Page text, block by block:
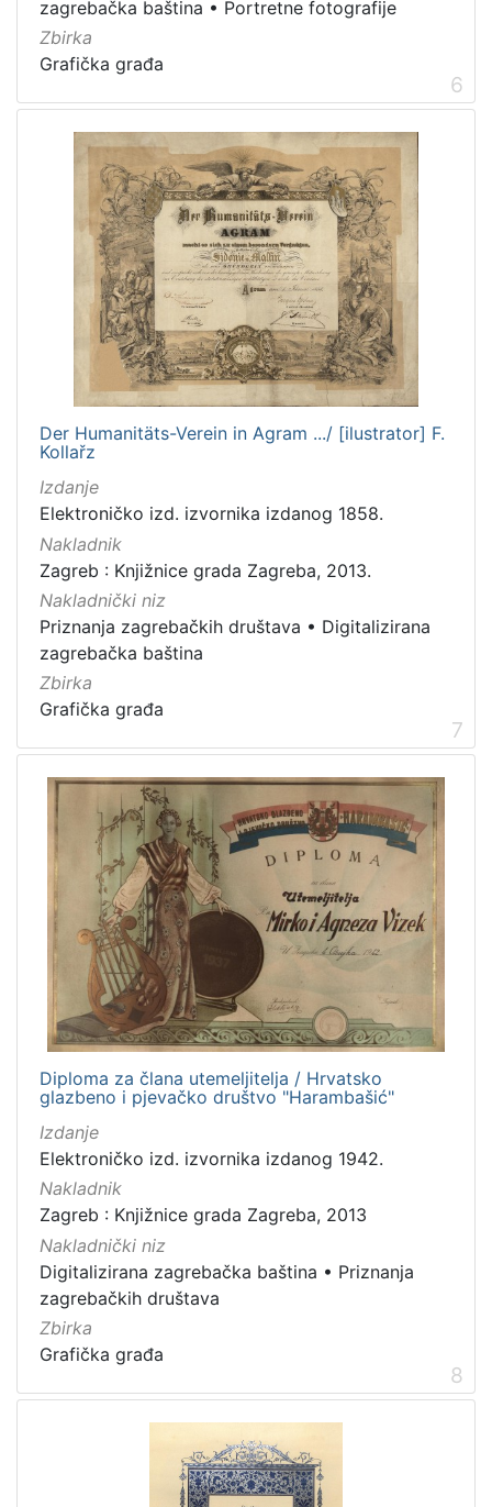
zagrebačka baština • Portretne fotografije
Zbirka
Grafička građa
6
Der Humanitäts-Verein in Agram .../ [ilustrator] F.
Kollařz
Izdanje
Elektroničko izd. izvornika izdanog 1858.
Nakladnik
Zagreb : Knjižnice grada Zagreba, 2013.
Nakladnički niz
Priznanja zagrebačkih društava • Digitalizirana
zagrebačka baština
Zbirka
Grafička građa
7
Diploma za člana utemeljitelja / Hrvatsko
glazbeno i pjevačko društvo "Harambašić"
Izdanje
Elektroničko izd. izvornika izdanog 1942.
Nakladnik
Zagreb : Knjižnice grada Zagreba, 2013
Nakladnički niz
Digitalizirana zagrebačka baština • Priznanja
zagrebačkih društava
Zbirka
Grafička građa
8